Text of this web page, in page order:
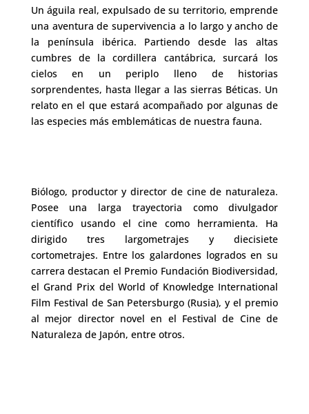
Un águila real, expulsado de su territorio, emprende
una aventura de supervivencia a lo largo y ancho de
la península ibérica. Partiendo desde las altas
cumbres de la cordillera cantábrica, surcará los
cielos en un periplo lleno de historias
sorprendentes, hasta llegar a las sierras Béticas. Un
relato en el que estará acompañado por algunas de
las especies más emblemáticas de nuestra fauna.
Biólogo, productor y director de cine de naturaleza.
Posee una larga trayectoria como divulgador
científico usando el cine como herramienta. Ha
dirigido tres largometrajes y diecisiete
cortometrajes. Entre los galardones logrados en su
carrera destacan el Premio Fundación Biodiversidad,
el Grand Prix del World of Knowledge International
Film Festival de San Petersburgo (Rusia), y el premio
al mejor director novel en el Festival de Cine de
Naturaleza de Japón, entre otros.